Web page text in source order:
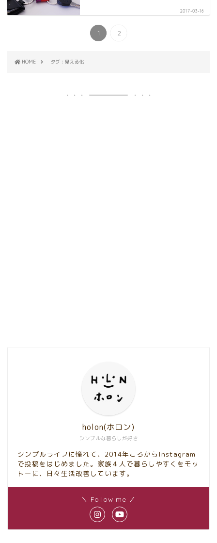
2017-03-16
1 2
HOME タグ : 見える化
シンプルな暮らしが好き
holon(ホロン)
シンプルライフに憧れて、2014年ころからInstagram
で投稿をはじめました。家族４人で暮らしやすくをモッ
トーに、日々生活改善しています。
＼ Follow me ／